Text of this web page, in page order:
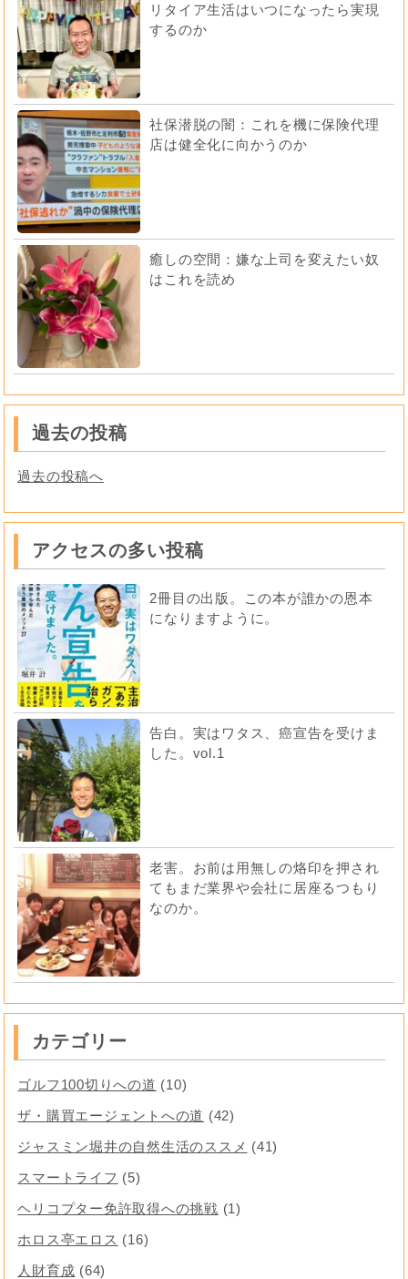
リタイア生活はいつになったら実現
するのか
社保潜脱の闇：これを機に保険代理
店は健全化に向かうのか
癒しの空間：嫌な上司を変えたい奴
はこれを読め
過去の投稿
過去の投稿へ
アクセスの多い投稿
2冊目の出版。この本が誰かの恩本
になりますように。
告白。実はワタス、癌宣告を受けま
した。vol.1
老害。お前は用無しの烙印を押され
てもまだ業界や会社に居座るつもり
なのか。
カテゴリー
ゴルフ100切りへの道 (10)
ザ・購買エージェントへの道 (42)
ジャスミン堀井の自然生活のススメ (41)
スマートライフ (5)
ヘリコプター免許取得への挑戦 (1)
ホロス亭エロス (16)
人財育成 (64)